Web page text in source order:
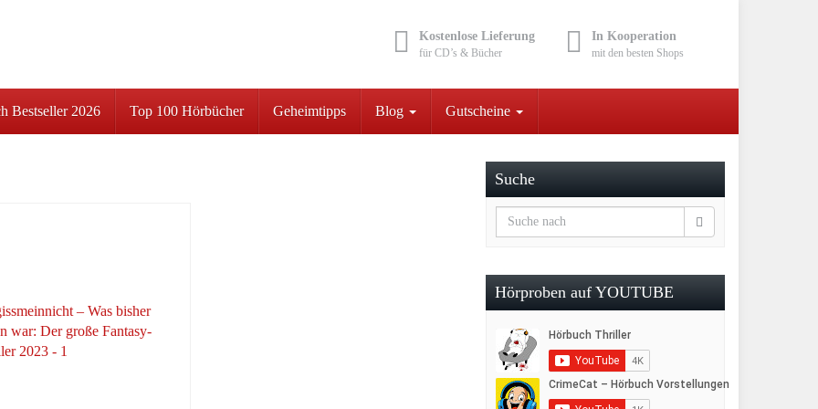
Kostenlose Lieferung
für CD’s & Bücher
In Kooperation
mit den besten Shops
Bestseller 2026 Top 100 Hörbücher Geheimtipps Blog Gutscheine
Suche
Hörproben auf YOUTUBE